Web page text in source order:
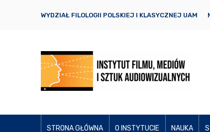
WYDZIAŁ FILOLOGII POLSKIEJ I KLASYCZNEJ UAM
STRONA GŁÓWNA O INSTYTUCIE NAUKA